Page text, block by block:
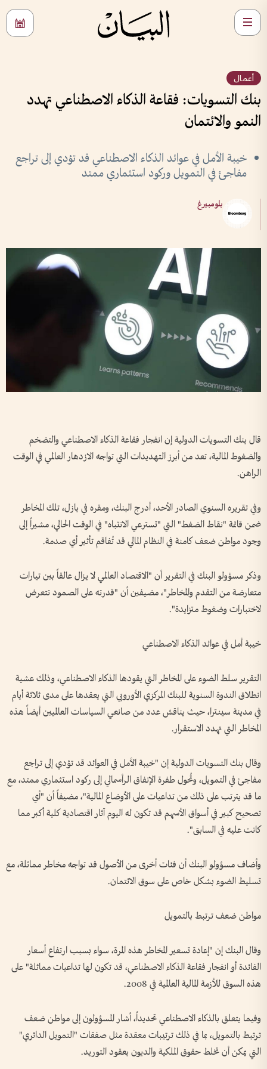
أعمال
بنك التسويات: فقاعة الذكاء الاصطناعي تهدد
النمو والائتمان
خيبة الأمل في عوائد الذكاء الاصطناعي قد تؤدي إلى تراجع
مفاجئ في التمويل وركود استثماري ممتد
بلومبيرغ
قال بنك التسويات الدولية إن انفجار فقاعة الذكاء الاصطناعي والتضخم
والضغوط المالية، تعد من أبرز التهديدات التي تواجه الازدهار العالمي في الوقت
الراهن.
وفي تقريره السنوي الصادر الأحد، أدرج البنك، ومقره في بازل، تلك المخاطر
ضمن قائمة "نقاط الضغط" التي "تسترعي الانتباه" في الوقت الحالي، مشيراً إلى
وجود مواطن ضعف كامنة في النظام المالي قد تُفاقم تأثير أي صدمة.
وذكر مسؤولو البنك في التقرير أن "الاقتصاد العالمي لا يزال عالقاً بين تيارات
متعارضة من التقدم والمخاطر"، مضيفين أن "قدرته على الصمود تتعرض
لاختبارات وضغوط متزايدة".
خيبة أمل في عوائد الذكاء الاصطناعي
التقرير سلط الضوء على المخاطر التي يقودها الذكاء الاصطناعي، وذلك عشية
انطلاق الندوة السنوية للبنك المركزي الأوروبي التي يعقدها على مدى ثلاثة أيام
في مدينة سينترا، حيث يناقش عدد من صانعي السياسات العالميين أيضاً هذه
المخاطر التي تهدد الاستقرار.
وقال بنك التسويات الدولية إن "خيبة الأمل في العوائد قد تؤدي إلى تراجع
مفاجئ في التمويل، وتُحول طفرة الإنفاق الرأسمالي إلى ركود استثماري ممتد، مع
ما قد يترتب على ذلك من تداعيات على الأوضاع المالية"، مضيفاً أن "أي
تصحيح كبير في أسواق الأسهم قد تكون له اليوم آثار اقتصادية كلية أكبر مما
كانت عليه في السابق".
وأضاف مسؤولو البنك أن فئات أخرى من الأصول قد تواجه مخاطر مماثلة، مع
تسليط الضوء بشكل خاص على سوق الائتمان.
مواطن ضعف ترتبط بالتمويل
وقال البنك إن "إعادة تسعير المخاطر هذه المرة، سواء بسبب ارتفاع أسعار
الفائدة أو انفجار فقاعة الذكاء الاصطناعي، قد تكون لها تداعيات مماثلة" على
هذه السوق للأزمة المالية العالمية في 2008.
وفيما يتعلق بالذكاء الاصطناعي تحديداً، أشار المسؤولون إلى مواطن ضعف
ترتبط بالتمويل، بما في ذلك ترتيبات معقدة مثل صفقات "التمويل الدائري"
التي يمكن أن تخلط حقوق الملكية والديون بعقود التوريد.